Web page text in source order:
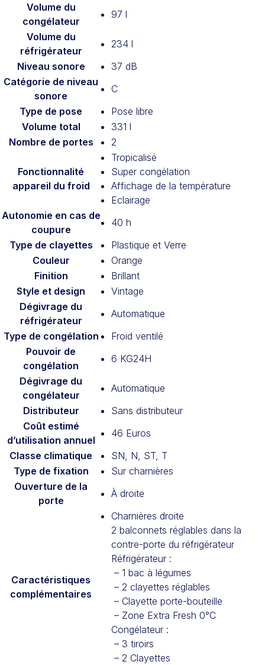
Volume du
congélateur
97 l
Volume du
réfrigérateur
234 l
Niveau sonore
37 dB
Catégorie de niveau
sonore
C
Type de pose
Pose libre
Volume total
331 l
Nombre de portes
2
Fonctionnalité
appareil du froid
Tropicalisé
Super congélation
Affichage de la température
Eclairage
Autonomie en cas de
coupure
40 h
Type de clayettes
Plastique et Verre
Couleur
Orange
Finition
Brillant
Style et design
Vintage
Dégivrage du
réfrigérateur
Automatique
Type de congélation
Froid ventilé
Pouvoir de
congélation
6 KG24H
Dégivrage du
congélateur
Automatique
Distributeur
Sans distributeur
Coût estimé
d’utilisation annuel
46 Euros
Classe climatique
SN, N, ST, T
Type de fixation
Sur charnières
Ouverture de la
porte
À droite
Caractéristiques
complémentaires
Charnières droite
2 balconnets réglables dans la
contre-porte du réfrigérateur
Réfrigérateur :
– 1 bac à légumes
– 2 clayettes réglables
– Clayette porte-bouteille
– Zone Extra Fresh 0°C
Congélateur :
– 3 tiroirs
– 2 Clayettes